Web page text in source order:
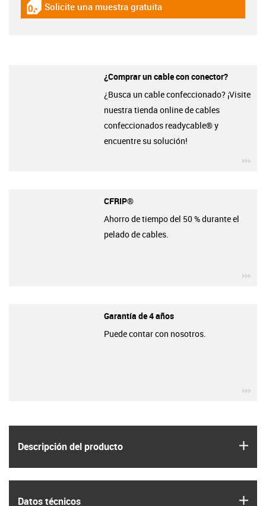
Descripción del producto
Datos técnicos
igus-icon-gratismuster
Solicite una muestra gratuita
¿Comprar un cable con conector?
¿Busca un cable confeccionado? ¡Visite
nuestra tienda online de cables
confeccionados readycable® y
encuentre su solución!
CFRIP®
Ahorro de tiempo del 50 % durante el
pelado de cables.
Garantía de 4 años
Puede contar con nosotros.